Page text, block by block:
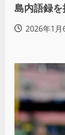
島内語録
2026年1月